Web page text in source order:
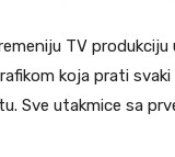
TV
koja prati
Sve utakmice sa